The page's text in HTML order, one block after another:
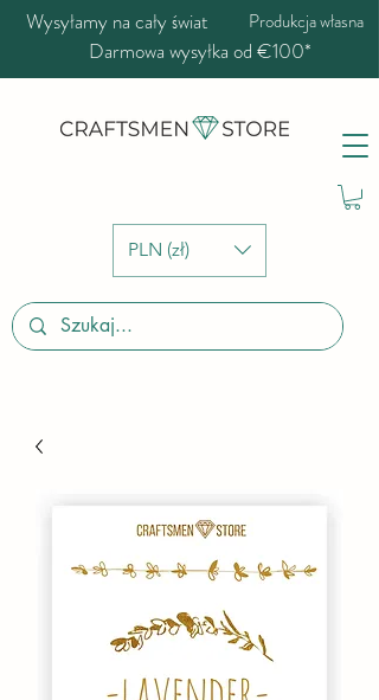
PLN (zł)
Wysyłamy na cały świat Produkcja własna
Darmowa wysyłka od €100*